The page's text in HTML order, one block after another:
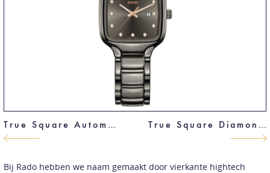
True Square Automatic Skeleton True Square Diamonds
Bij Rado hebben we naam gemaakt door vierkante hightech